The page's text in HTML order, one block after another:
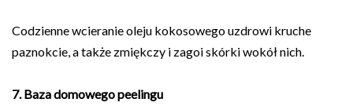
Codzienne wcieranie oleju kokosowego uzdrowi kruche
paznokcie, a także zmiękczy i zagoi skórki wokół nich.
7. Baza domowego peelingu